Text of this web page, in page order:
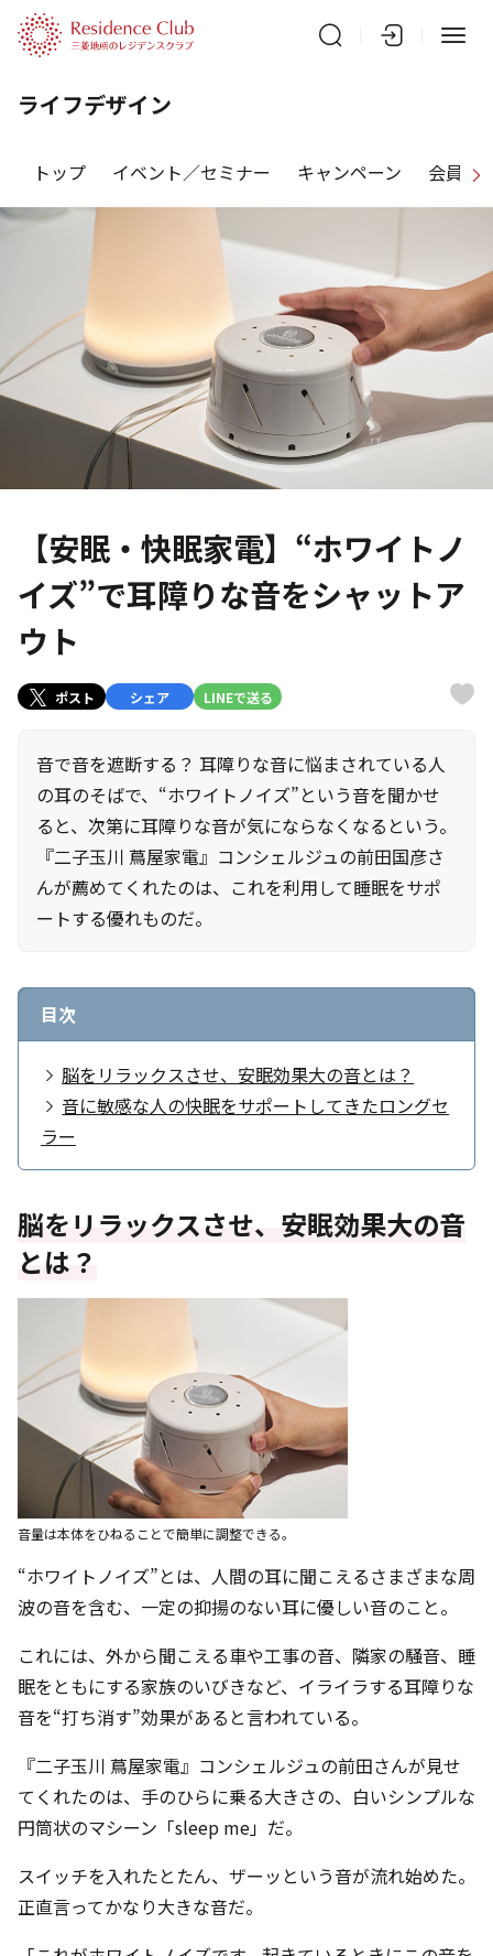
ライフデザイン
トップ イベント／セミナー キャンペーン 会員特
【安眠・快眠家電】“ホワイトノ
イズ”で耳障りな音をシャットア
ウト
ポスト シェア LINEで送る
音で音を遮断する？ 耳障りな音に悩まされている人
の耳のそばで、“ホワイトノイズ”という音を聞かせ
ると、次第に耳障りな音が気にならなくなるという。
『二子玉川 蔦屋家電』コンシェルジュの前田国彦さ
んが薦めてくれたのは、これを利用して睡眠をサポ
ートする優れものだ。
目次
脳をリラックスさせ、安眠効果大の音とは？
音に敏感な人の快眠をサポートしてきたロングセ
ラー
脳をリラックスさせ、安眠効果大の音
とは？
音量は本体をひねることで簡単に調整できる。
“ホワイトノイズ”とは、人間の耳に聞こえるさまざまな周
波の音を含む、一定の抑揚のない耳に優しい音のこと。
これには、外から聞こえる車や工事の音、隣家の騒音、睡
眠をともにする家族のいびきなど、イライラする耳障りな
音を“打ち消す”効果があると言われている。
『二子玉川 蔦屋家電』コンシェルジュの前田さんが見せ
てくれたのは、手のひらに乗る大きさの、白いシンプルな
円筒状のマシーン「sleep me」だ。
スイッチを入れたとたん、ザーッという音が流れ始めた。
正直言ってかなり大きな音だ。